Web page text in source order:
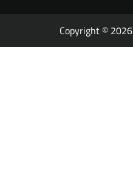
Copyright © 2026